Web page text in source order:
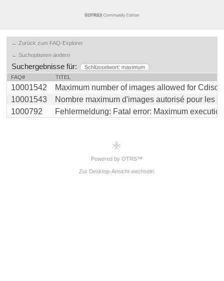
← Zurück zum FAQ-Explorer
← Suchoptionen ändern
Suchergebnisse für:
Schlüsselwort: maximum
FAQ#
TITEL
10001542
Maximum number of images allowed for
10001543
Nombre maximum d'images autorisé pour les
1000792
Fehlermeldung: Fatal error: Maximum
Powered by OTRS™
Zur Desktop-Ansicht wechseln